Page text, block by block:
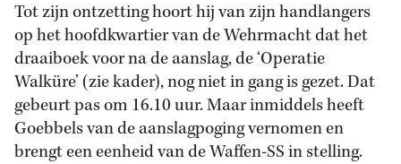
Tot zijn ontzetting hoort hij van zijn handlangers
op het hoofdkwartier van de Wehrmacht dat het
draaiboek voor na de aanslag, de ‘Operatie
Walküre’ (zie kader), nog niet in gang is gezet. Dat
gebeurt pas om 16.10 uur. Maar inmiddels heeft
Goebbels van de aanslagpoging vernomen en
brengt een eenheid van de Waffen-SS in stelling.